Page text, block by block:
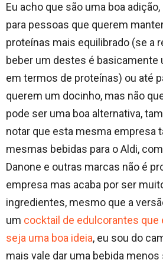
Eu acho que são uma boa
para pessoas que querem
proteínas mais equilibrado (se a
beber um destes é basicamente
em termos de proteínas) ou até
querem um docinho, mas não
pode ser uma boa alternativa,
notar que esta mesma empresa
mesmas bebidas para o Aldi,
Danone e outras marcas não é
empresa mas acaba por ser
ingredientes, mesmo que a
um cocktail de edulcorantes que
seja uma boa ideia, eu sou do
mais vale dar uma bebida